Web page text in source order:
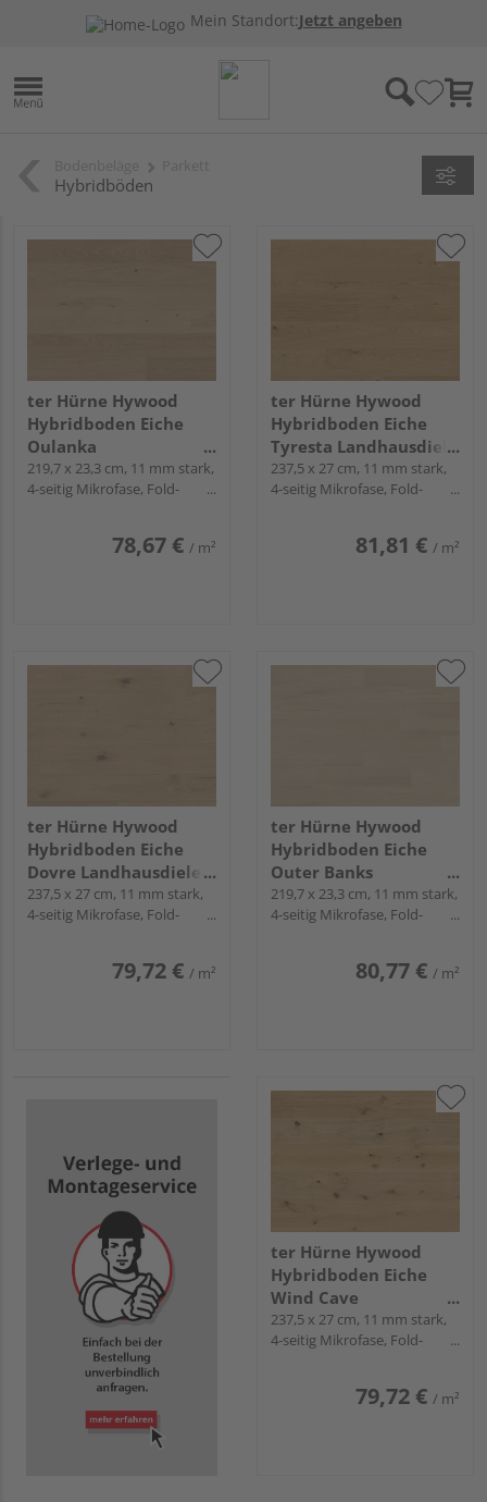
Mein Standort:Jetzt angeben
Hybridböden
ter Hürne Hywood
Hybridboden Eiche
Oulanka
Landhausdiele lackiert
extramatt natürlich -
219,7 x 23,3 cm, 11 mm stark,
4-seitig Mikrofase, Fold-
78,67 € / m²
ter Hürne Hywood
Hybridboden Eiche
Tyresta Landhausdiele
lackiert extramatt
natürlich - Noblesse
237,5 x 27 cm, 11 mm stark,
4-seitig Mikrofase, Fold-
81,81 € / m²
ter Hürne Hywood
Hybridboden Eiche
Dovre Landhausdiele
lackiert extramatt
natürlich - Noblesse
237,5 x 27 cm, 11 mm stark,
4-seitig Mikrofase, Fold-
79,72 € / m²
ter Hürne Hywood
Hybridboden Eiche
Outer Banks
Landhausdiele natur-
geölt extramatt
COLLECTION
219,7 x 23,3 cm, 11 mm stark,
4-seitig Mikrofase, Fold-
80,77 € / m²
ter Hürne Hywood
Hybridboden Eiche
Wind Cave
Landhausdiele lackiert
extramatt lebhaft -
237,5 x 27 cm, 11 mm stark,
4-seitig Mikrofase, Fold-
79,72 € / m²